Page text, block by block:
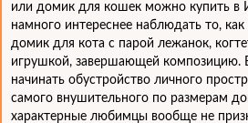
или домик для кошек можно купить в
намного интереснее наблюдать то,
домик для кота с парой лежанок,
игрушкой, завершающей композицию.
начинать обустройство личного
самого внушительного по размерам
характерные любимцы вообще не